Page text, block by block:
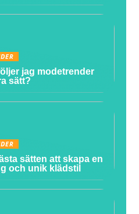
jag modetrender
sätt?
sätten att skapa en
och unik klädstil